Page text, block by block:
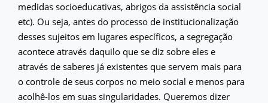
medidas socioeducativas, abrigos da assistência social
etc). Ou seja, antes do processo de institucionalização
desses sujeitos em lugares específicos, a segregação
acontece através daquilo que se diz sobre eles e
através de saberes já existentes que servem mais para
o controle de seus corpos no meio social e menos para
acolhê-los em suas singularidades. Queremos dizer